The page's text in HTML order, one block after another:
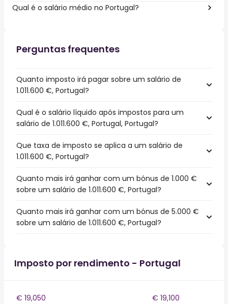
Qual é o salário médio no Portugal?
Perguntas frequentes
Quanto imposto irá pagar sobre um salário de
1.011.600 €, Portugal?
Qual é o salário líquido após impostos para um
salário de 1.011.600 €, Portugal, Portugal?
Que taxa de imposto se aplica a um salário de
1.011.600 €, Portugal?
Quanto mais irá ganhar com um bónus de 1.000 €
sobre um salário de 1.011.600 €, Portugal?
Quanto mais irá ganhar com um bónus de 5.000 €
sobre um salário de 1.011.600 €, Portugal?
Imposto por rendimento - Portugal
€ 19,050
€ 19,100